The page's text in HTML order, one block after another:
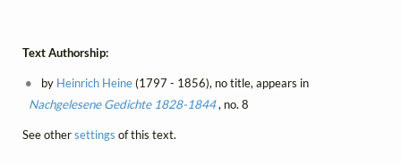
Text Authorship:
by Heinrich Heine(1797 - 1856), no title, appears in
Nachgelesene Gedichte 1828-1844, no. 8
See othersettings of this text.